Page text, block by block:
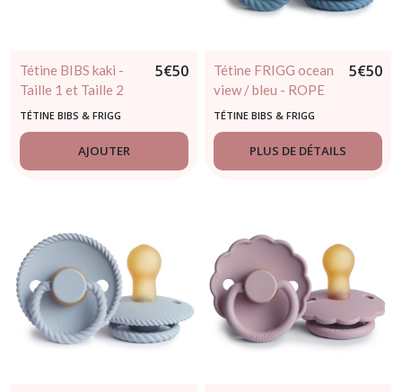
Tétine BIBS kaki -
Taille 1 et Taille 2
5€50
TÉTINE BIBS & FRIGG
AJOUTER
Tétine FRIGG ocean
view / bleu - ROPE
Taille 2
5€50
TÉTINE BIBS & FRIGG
PLUS DE DÉTAILS